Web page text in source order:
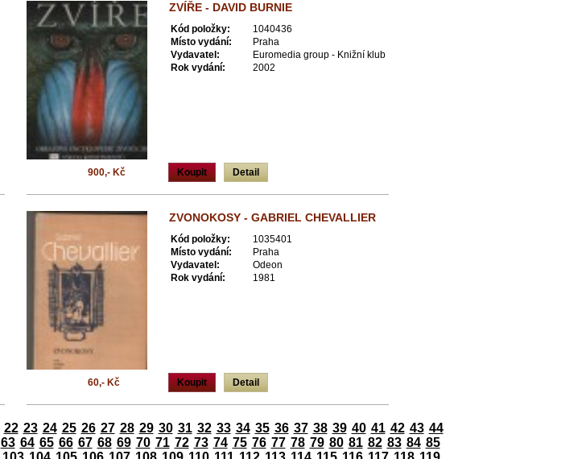
ZVÍŘE - DAVID BURNIE
Kód položky:
1040436
Místo vydání:
Praha
Vydavatel:
Euromedia group - Knižní klub
Rok vydání:
2002
Koupit Detail
900,- Kč
ZVONOKOSY - GABRIEL CHEVALLIER
Kód položky:
1035401
Místo vydání:
Praha
Vydavatel:
Odeon
Rok vydání:
1981
Koupit Detail
60,- Kč
22 23 24 25 26 27 28 29 30 31 32 33 34 35 36 37 38 39 40 41 42 43 44
63 64 65 66 67 68 69 70 71 72 73 74 75 76 77 78 79 80 81 82 83 84 85